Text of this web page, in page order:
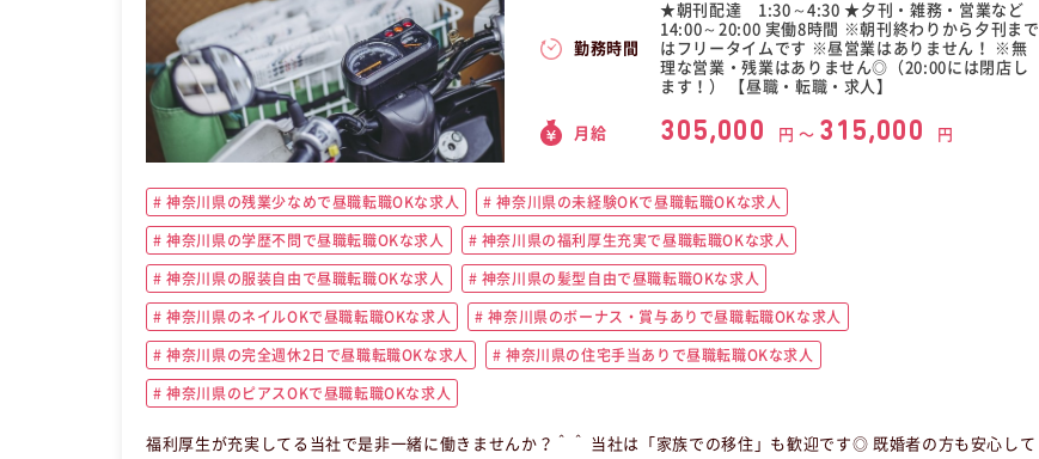
勤務時間
★朝刊配達 1:30～4:30 ★夕刊・雑務・営業など
14:00～20:00 実働8時間 ※朝刊終わりから夕刊まで
はフリータイムです ※昼営業はありません！ ※無
理な営業・残業はありません◎（20:00には閉店し
ます！） 【昼職・転職・求人】
月給 305,000 円 〜 315,000 円
神奈川県の残業少なめで昼職転職OKな求人 神奈川県の未経験OKで昼職転職OKな求人
神奈川県の学歴不問で昼職転職OKな求人 神奈川県の福利厚生充実で昼職転職OKな求人
神奈川県の服装自由で昼職転職OKな求人 神奈川県の髪型自由で昼職転職OKな求人
神奈川県のネイルOKで昼職転職OKな求人 神奈川県のボーナス・賞与ありで昼職転職OKな求人
神奈川県の完全週休2日で昼職転職OKな求人 神奈川県の住宅手当ありで昼職転職OKな求人
神奈川県のピアスOKで昼職転職OKな求人
福利厚生が充実してる当社で是非一緒に働きませんか？＾＾ 当社は「家族での移住」も歓迎です◎ 既婚者の方も安心して